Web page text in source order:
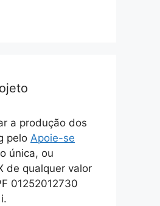
a produção dos
pelo Apoie-se
única, ou
de qualquer valor
01252012730